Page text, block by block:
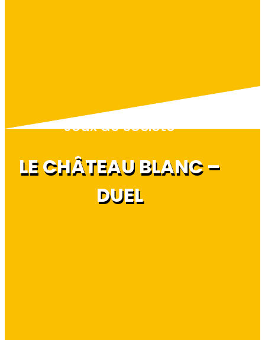
Jeux de société
LE CHÂTEAU BLANC –
DUEL